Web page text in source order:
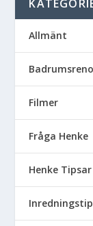
Allmänt
Filmer
Fråga Henke
Henke Tipsar